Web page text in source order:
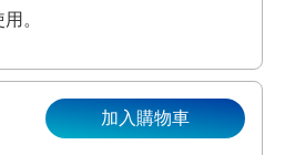
。
加入購物車